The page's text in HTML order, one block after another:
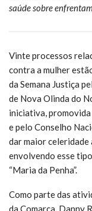
saúde sobre
Vinte processos
contra a mulher
da Semana Justiça
de Nova Olinda do
iniciativa, promovida
e pelo Conselho
dar maior celeridade
envolvendo esse
“Maria da Penha”.
Como parte das
da Comarca, Danny